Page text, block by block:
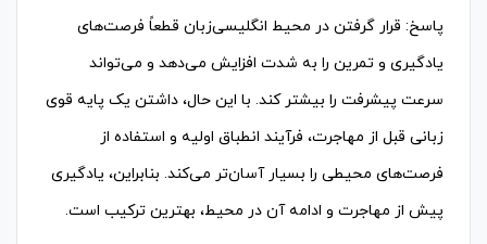
پاسخ: قرار گرفتن در محیط انگلیسی‌زبان قطعاً فرصت‌های
یادگیری و تمرین را به شدت افزایش می‌دهد و می‌تواند
سرعت پیشرفت را بیشتر کند. با این حال، داشتن یک پایه قوی
زبانی قبل از مهاجرت، فرآیند انطباق اولیه و استفاده از
فرصت‌های محیطی را بسیار آسان‌تر می‌کند. بنابراین، یادگیری
پیش از مهاجرت و ادامه آن در محیط، بهترین ترکیب است.